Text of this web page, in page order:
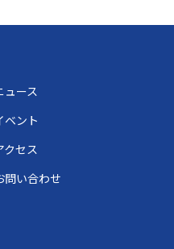
ュース
ベント
クセス
問い合わせ